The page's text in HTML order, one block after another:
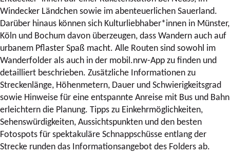
Windecker Ländchen sowie im abenteuerlichen Sauerland.
Darüber hinaus können sich Kulturliebhaber*innen in Münster,
Köln und Bochum davon überzeugen, dass Wandern auch auf
urbanem Pflaster Spaß macht. Alle Routen sind sowohl im
Wanderfolder als auch in der mobil.nrw-App zu finden und
detailliert beschrieben. Zusätzliche Informationen zu
Streckenlänge, Höhenmetern, Dauer und Schwierigkeitsgrad
sowie Hinweise für eine entspannte Anreise mit Bus und Bahn
erleichtern die Planung. Tipps zu Einkehrmöglichkeiten,
Sehenswürdigkeiten, Aussichtspunkten und den besten
Fotospots für spektakuläre Schnappschüsse entlang der
Strecke runden das Informationsangebot des Folders ab.